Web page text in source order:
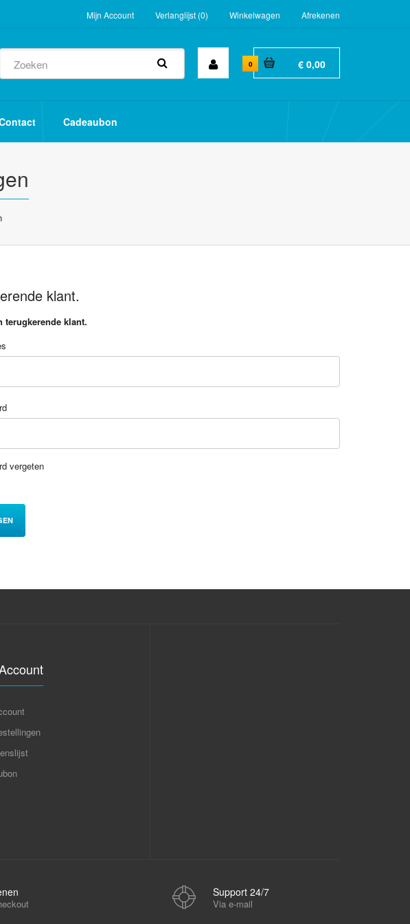
Mijn Account Verlanglijst (0) Winkelwagen Afrekenen
0 € 0,00
Cadeaubon
klant.
terugkerende klant.
vergeten
Support 24/7
Via e-mail